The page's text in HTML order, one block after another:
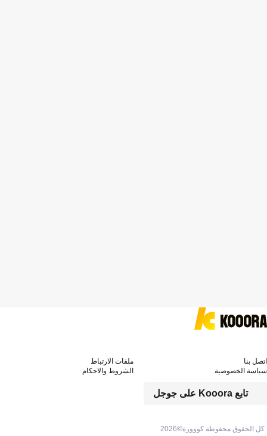
كل الحقوق محفوظة كووورة©2026
تابع Kooora على جوجل
اتصل بنا
ملفات الارتباط
سياسة الخصوصية
الشروط والاحكام